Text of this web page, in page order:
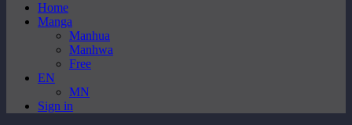
Home
Manga
Manhua
Manhwa
Free
EN
MN
Sign in